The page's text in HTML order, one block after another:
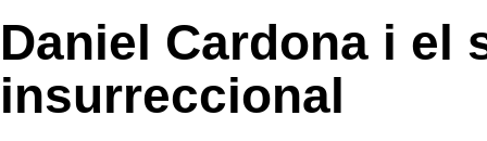
Daniel Cardona i el
insurreccional